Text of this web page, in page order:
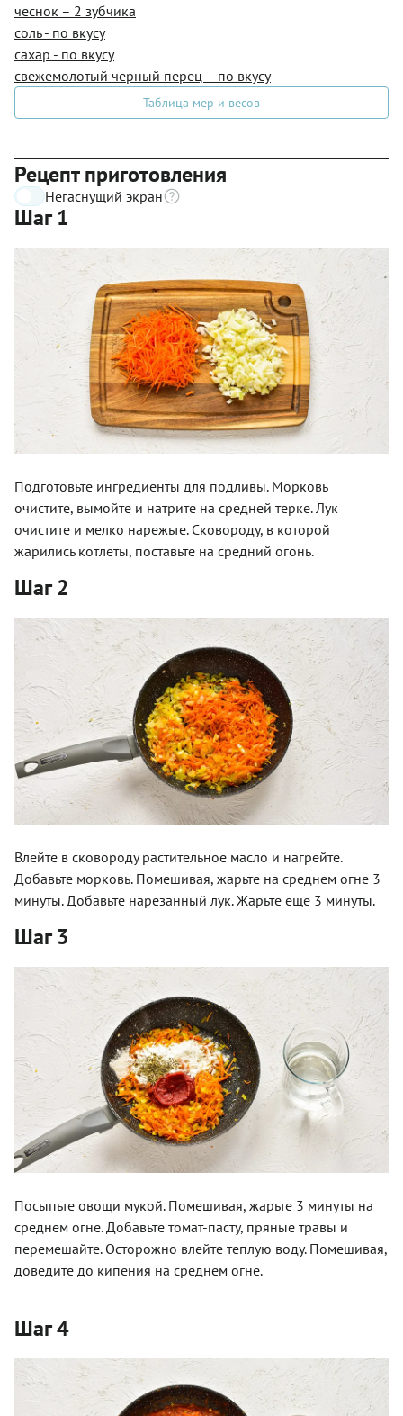
чеснок – 2 зубчика
соль - по вкусу
сахар - по вкусу
свежемолотый черный перец – по вкусу
Таблица мер и весов
Рецепт приготовления
Негаснущий экран
Шаг 1
Подготовьте ингредиенты для подливы. Морковь
очистите, вымойте и натрите на средней терке. Лук
очистите и мелко нарежьте. Сковороду, в которой
жарились котлеты, поставьте на средний огонь.
Шаг 2
Влейте в сковороду растительное масло и нагрейте.
Добавьте морковь. Помешивая, жарьте на среднем огне 3
минуты. Добавьте нарезанный лук. Жарьте еще 3 минуты.
Шаг 3
Посыпьте овощи мукой. Помешивая, жарьте 3 минуты на
среднем огне. Добавьте томат-пасту, пряные травы и
перемешайте. Осторожно влейте теплую воду. Помешивая,
доведите до кипения на среднем огне.
Шаг 4